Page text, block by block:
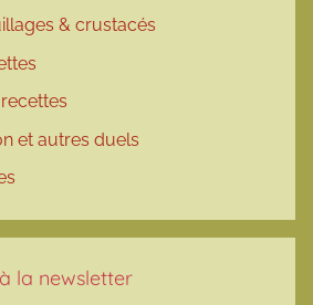
& crustacés
et autres duels
la newsletter